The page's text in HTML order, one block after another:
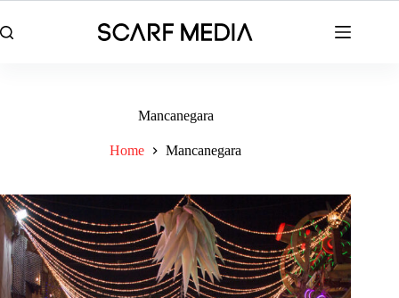
to
content
Mancanegara
Home Mancanegara